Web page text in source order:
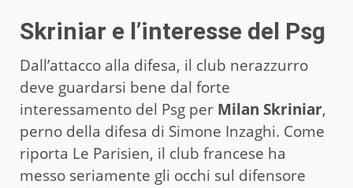
Skriniar e l’interesse del Psg
Dall’attacco alla difesa, il club nerazzurro
deve guardarsi bene dal forte
interessamento del Psg per Milan Skriniar,
perno della difesa di Simone Inzaghi. Come
riporta Le Parisien, il club francese ha
messo seriamente gli occhi sul difensore